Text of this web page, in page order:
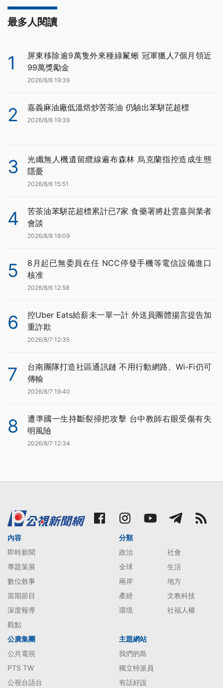
最多人閱讀
1
屏東移除逾9萬隻外來種綠鬣蜥 冠軍獵人7個月領近
99萬獎勵金
2026/8/6 19:39
2 嘉義麻油廠低溫焙炒苦茶油 仍驗出苯駢芘超標
2026/8/6 19:39
3
光纖無人機遺留纜線遍布森林 烏克蘭指控造成生態
隱憂
2026/8/6 15:51
4
苦茶油苯駢芘超標累計已7家 食藥署將赴雲嘉與業者
會談
2026/8/8 19:09
5
8月起已無委員在任 NCC停發手機等電信設備進口
核准
2026/8/6 12:58
6
控Uber Eats給薪未一單一計 外送員團體揚言提告加
重詐欺
2026/8/7 12:35
7
台南團隊打造社區通訊鏈 不用行動網路、Wi-Fi仍可
傳輸
2026/8/7 19:40
8
遭準國一生持斷裂掃把攻擊 台中教師右眼受傷有失
明風險
2026/8/7 12:34
內容
即時新聞
專題策展
數位敘事
當期節目
深度報導
觀點
分類
政治
社會
全球
生活
兩岸
地方
產經
文教科技
環境
社福人權
公廣集團
公共電視
PTS TW
公視台語台
主題網站
我們的島
獨立特派員
有話好說